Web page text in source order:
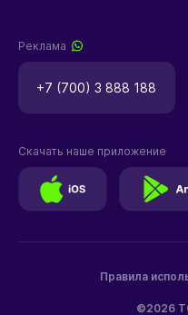
Реклама
+7 (700) 3 888 188
©2026
Правила
Скачать наше приложение